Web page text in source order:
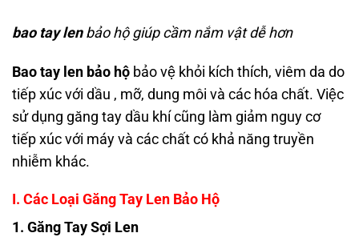
bao tay lenbảo hộ giúp cầm nắm vật dễ hơn
Bao tay len bảo hộ bảo vệ khỏi kích thích, viêm da do
tiếp xúc với dầu , mỡ, dung môi và các hóa chất. Việc
sử dụng găng tay dầu khí cũng làm giảm nguy cơ
tiếp xúc với máy và các chất có khả năng truyền
nhiễm khác.
I. Các Loại Găng Tay Len Bảo Hộ
1. Găng Tay Sợi Len